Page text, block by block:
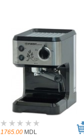
1765.00 MDL